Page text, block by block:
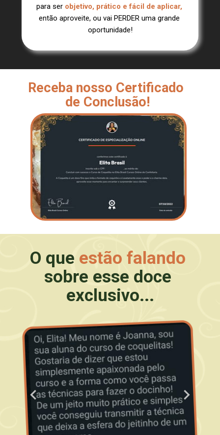
para ser objetivo, prático e fácil de aplicar,
então aproveite, ou vai PERDER uma grande
oportunidade!
Receba nosso Certificado
de Conclusão!
O que estão falando
sobre esse doce
exclusivo...